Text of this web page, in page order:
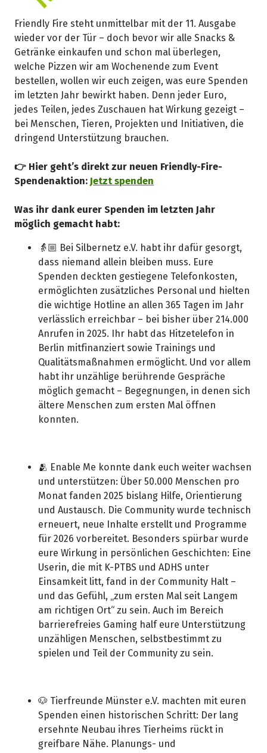
Friendly Fire steht unmittelbar mit der 11. Ausgabe
wieder vor der Tür – doch bevor wir alle Snacks &
Getränke einkaufen und schon mal überlegen,
welche Pizzen wir am Wochenende zum Event
bestellen, wollen wir euch zeigen, was eure Spenden
im letzten Jahr bewirkt haben. Denn jeder Euro,
jedes Teilen, jedes Zuschauen hat Wirkung gezeigt –
bei Menschen, Tieren, Projekten und Initiativen, die
dringend Unterstützung brauchen.
👉 Hier geht’s direkt zur neuen Friendly-Fire-
Spendenaktion: Jetzt spenden
Was ihr dank eurer Spenden im letzten Jahr
möglich gemacht habt:
👵🏼 Bei Silbernetz e.V. habt ihr dafür gesorgt,
dass niemand allein bleiben muss. Eure
Spenden deckten gestiegene Telefonkosten,
ermöglichten zusätzliches Personal und hielten
die wichtige Hotline an allen 365 Tagen im Jahr
verlässlich erreichbar – bei bisher über 214.000
Anrufen in 2025. Ihr habt das Hitzetelefon in
Berlin mitfinanziert sowie Trainings und
Qualitätsmaßnahmen ermöglicht. Und vor allem
habt ihr unzählige berührende Gespräche
möglich gemacht – Begegnungen, in denen sich
ältere Menschen zum ersten Mal öffnen
konnten.
🫂 Enable Me konnte dank euch weiter wachsen
und unterstützen: Über 50.000 Menschen pro
Monat fanden 2025 bislang Hilfe, Orientierung
und Austausch. Die Community wurde technisch
erneuert, neue Inhalte erstellt und Programme
für 2026 vorbereitet. Besonders spürbar wurde
eure Wirkung in persönlichen Geschichten: Eine
Userin, die mit K-PTBS und ADHS unter
Einsamkeit litt, fand in der Community Halt –
und das Gefühl, „zum ersten Mal seit Langem
am richtigen Ort“ zu sein. Auch im Bereich
barrierefreies Gaming half eure Unterstützung
unzähligen Menschen, selbstbestimmt zu
spielen und Teil der Community zu sein.
🐶 Tierfreunde Münster e.V. machten mit euren
Spenden einen historischen Schritt: Der lang
ersehnte Neubau ihres Tierheims rückt in
greifbare Nähe. Planungs- und